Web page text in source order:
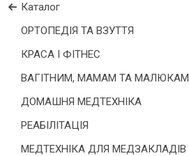
Каталог
ОРТОПЕДІЯ ТА ВЗУТТЯ
КРАСА І ФІТНЕС
ВАГІТНИМ, МАМАМ ТА МАЛЮКАМ
ДОМАШНЯ МЕДТЕХНІКА
РЕАБІЛІТАЦІЯ
МЕДТЕХНІКА ДЛЯ МЕДЗАКЛАДІВ